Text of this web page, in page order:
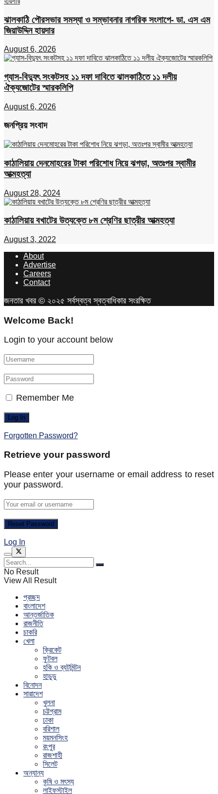
ঝালকাঠি পৌরসভার সমস্যা ও সম্ভাবনার নাগরিক সংলাপে- ডা. এস এম
জিয়াউদ্দিন হায়দার
August 6, 2026
গ্যাস-বিদ্যুৎ সংকটসহ ১১ দফা দাবিতে ঝালকাঠিতে ১১ দলীয়
ঐক্যজোটের স্মারকলিপি
August 6, 2026
জনপ্রিয় সংবাদ
কাঠালিয়ায় দেনমোহরের টাকা পরিশোধ নিয়ে ঝগড়া, অতঃপর স্বামীর
আত্মহত্যা
August 28, 2024
কাঠালিয়ায় বখাটের উত্যক্তে ৮ম শ্রেণির ছাত্রীর আত্মহত্যা
August 3, 2022
About
Advertise
Careers
Contact
জনতার খবর © ২০২৫ সর্বস্বত্ব স্বত্বাধিকার সংরক্ষিত
Welcome Back!
Login to your account below
Remember Me
Forgotten Password?
Retrieve your password
Please enter your username or email address to reset
your password.
Log In
No Result
View All Result
প্রচ্ছদ
বাংলাদেশ
আন্তর্জাতিক
রাজনীতি
চাকরি
খেলা
ক্রিকেট
ফুটবল
হকি ও ব্যটমিন্টন
হাডুডু
বিনোদন
সারাদেশ
খুলনা
চট্টগ্রাম
ঢাকা
বরিশাল
ময়মনসিংহ
রংপুর
রাজশাহী
সিলেট
অন্যান্য
কৃষি ও মৎস্য
লাইফস্টাইল